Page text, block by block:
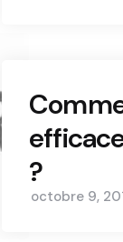
?
octobre 9,